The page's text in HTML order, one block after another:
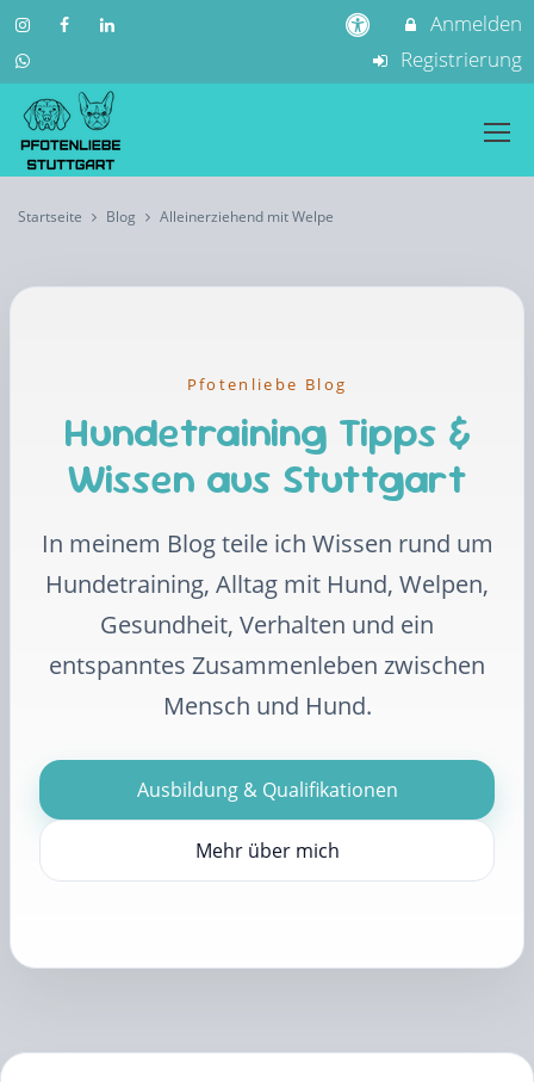
Anmelden
Registrierung
Startseite Blog Alleinerziehend mit Welpe
Pfotenliebe Blog
Hundetraining Tipps &
Wissen aus Stuttgart
In meinem Blog teile ich Wissen rund um
Hundetraining, Alltag mit Hund, Welpen,
Gesundheit, Verhalten und ein
entspanntes Zusammenleben zwischen
Mensch und Hund.
Ausbildung & Qualifikationen
Mehr über mich